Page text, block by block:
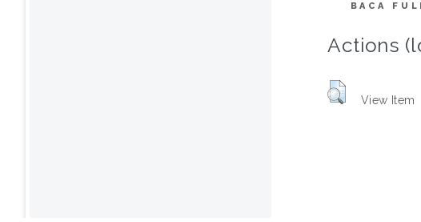
BACA
Actions
View Item